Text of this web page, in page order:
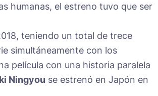
humanas, el estreno tuvo que ser
teniendo un total de trece
simultáneamente con los
película con una historia paralela
Ningyou se estrenó en Japón en